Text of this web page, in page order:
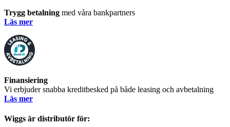
Trygg betalning med våra bankpartners
Läs mer
Finansiering
Vi erbjuder snabba kreditbesked på både leasing och avbetalning
Läs mer
Wiggs är distributör för: